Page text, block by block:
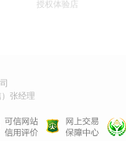
授权体验店
张经理